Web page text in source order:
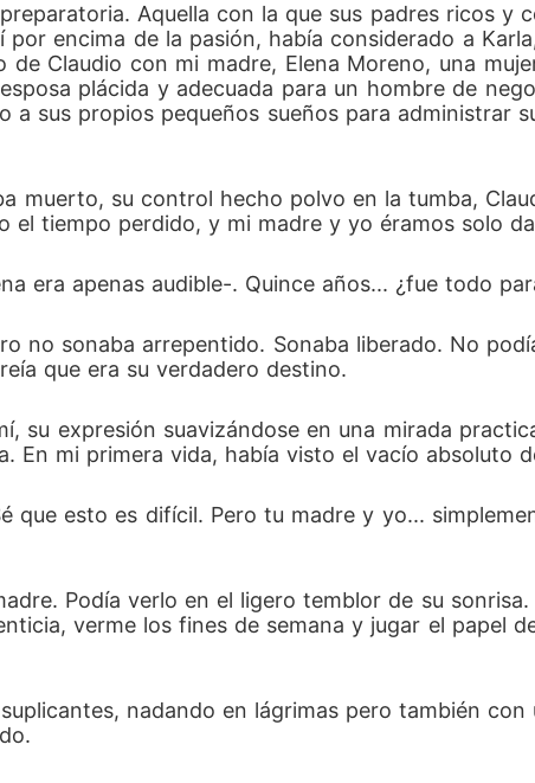
Aquella con la que sus padres ricos
por encima de la pasión, había considerado a
de Claudio con mi madre, Elena Moreno, una
plácida y adecuada para un hombre de
a sus propios pequeños sueños para administrar
muerto, su control hecho polvo en la tumba,
el tiempo perdido, y mi madre y yo éramos solo
era apenas audible-. Quince años... ¿fue todo
no sonaba arrepentido. Sonaba liberado. No
que era su verdadero destino.
su expresión suavizándose en una mirada
En mi primera vida, había visto el vacío absoluto
que esto es difícil. Pero tu madre y yo...
Podía verlo en el ligero temblor de su
verme los fines de semana y jugar el papel
nadando en lágrimas pero también